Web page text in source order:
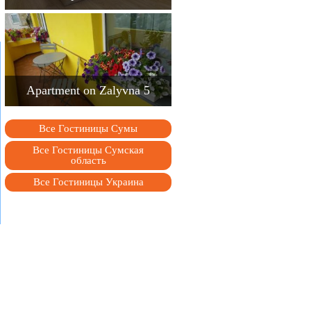
Apartment on Zalyvna 5
Все Гостиницы Сумы
Все Гостиницы Сумская
область
Все Гостиницы Украина